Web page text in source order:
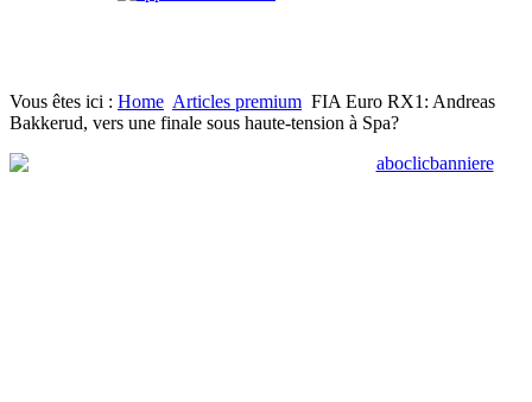
Vous êtes ici : Home Articles premium FIA Euro RX1: Andreas
Bakkerud, vers une finale sous haute-tension à Spa?